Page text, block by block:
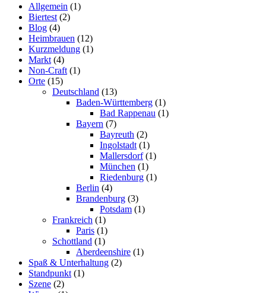
Allgemein (1)
Biertest (2)
Blog (4)
Heimbrauen (12)
Kurzmeldung (1)
Markt (4)
Non-Craft (1)
Orte (15)
Deutschland (13)
Baden-Württemberg (1)
Bad Rappenau (1)
Bayern (7)
Bayreuth (2)
Ingolstadt (1)
Mallersdorf(1)
München (1)
Riedenburg (1)
Berlin (4)
Brandenburg (3)
Potsdam (1)
Frankreich (1)
Paris (1)
Schottland (1)
Aberdeenshire (1)
Spaß & Unterhaltung (2)
Standpunkt (1)
Szene (2)